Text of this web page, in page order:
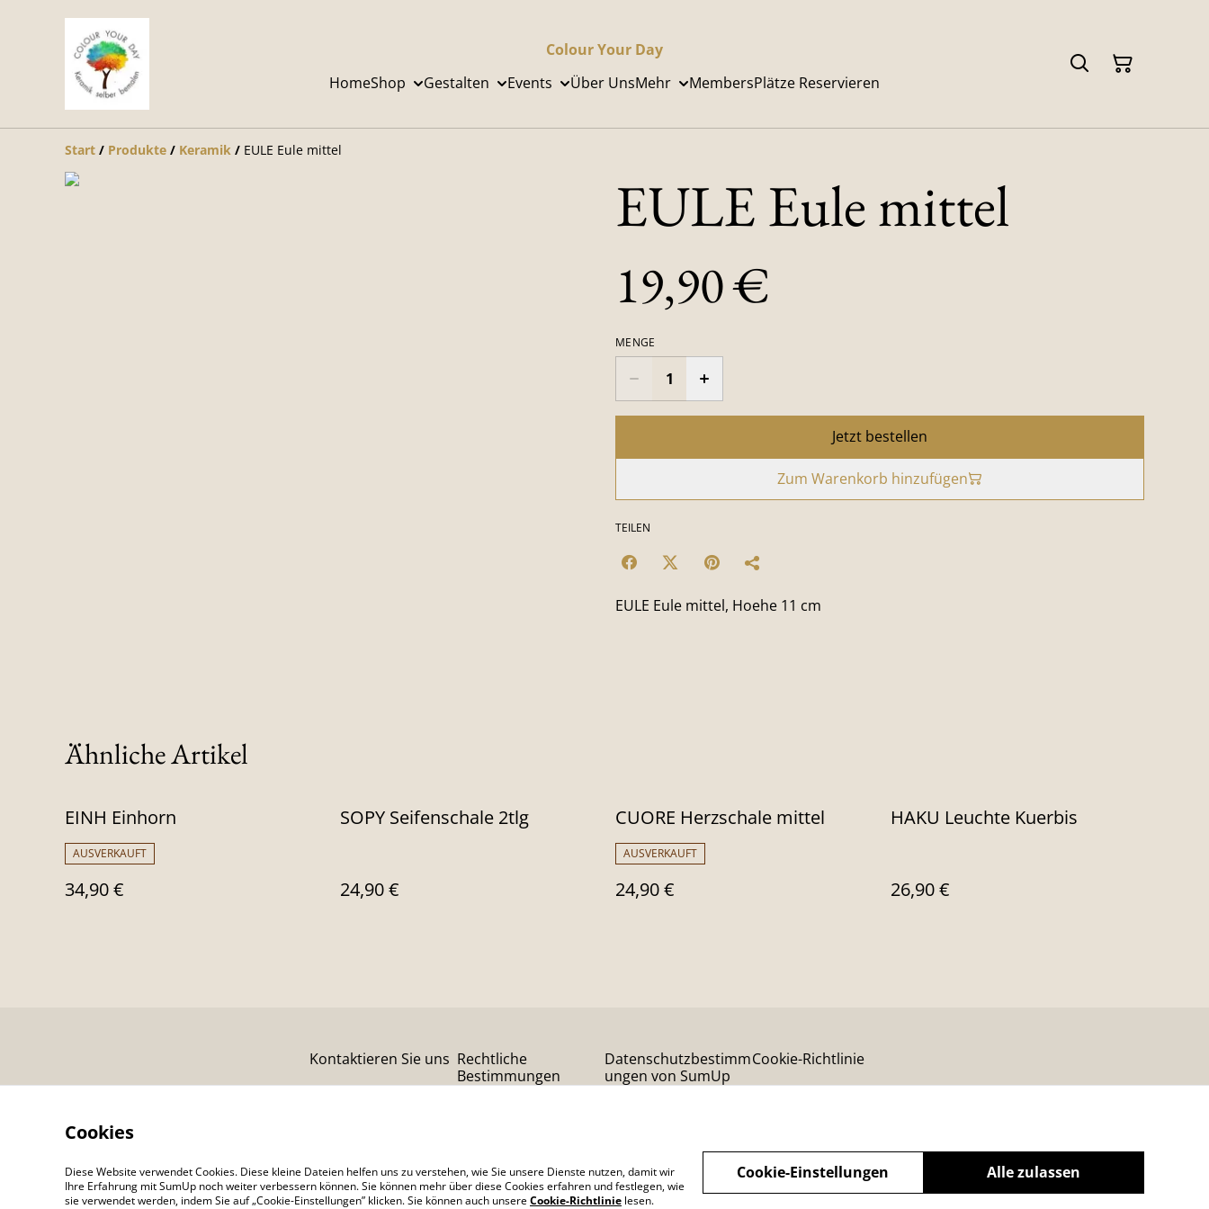
Colour Your Day
HomeShop Gestalten Events Über UnsMehr MembersPlätze Reservieren
Start / Produkte / Keramik / EULE Eule mittel
EULE Eule mittel
19,90 €
MENGE
Jetzt bestellen
Zum Warenkorb hinzufügen
TEILEN
EULE Eule mittel, Hoehe 11 cm
Ähnliche Artikel
EINH Einhorn
AUSVERKAUFT
34,90 €
SOPY Seifenschale 2tlg
24,90 €
CUORE Herzschale mittel
AUSVERKAUFT
24,90 €
HAKU Leuchte Kuerbis
26,90 €
Kontaktieren Sie uns Rechtliche
Bestimmungen
Datenschutzbestimm
ungen von SumUp
Cookie-Richtlinie
Cookies
Diese Website verwendet Cookies. Diese kleine Dateien helfen uns zu verstehen, wie Sie unsere Dienste nutzen, damit wir
Ihre Erfahrung mit SumUp noch weiter verbessern können. Sie können mehr über diese Cookies erfahren und festlegen, wie
sie verwendet werden, indem Sie auf „Cookie-Einstellungen” klicken. Sie können auch unsereCookie-Richtlinie lesen.
Alle zulassen
Cookie-Einstellungen